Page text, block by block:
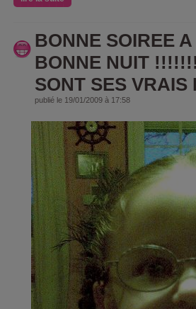
BONNE SOIREE
BONNE NUIT
SONT SES
publié le 19/01/2009 à 17:58